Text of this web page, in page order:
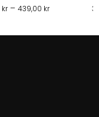
kr – 439,00 krPrisintervall: